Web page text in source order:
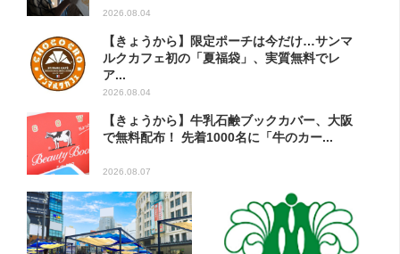
2026.08.04
【きょうから】限定ポーチは今だけ…サンマ
ルクカフェ初の「夏福袋」、実質無料でレ
ア...
2026.08.04
【きょうから】牛乳石鹸ブックカバー、大阪
で無料配布！ 先着1000名に「牛のカー...
2026.08.07